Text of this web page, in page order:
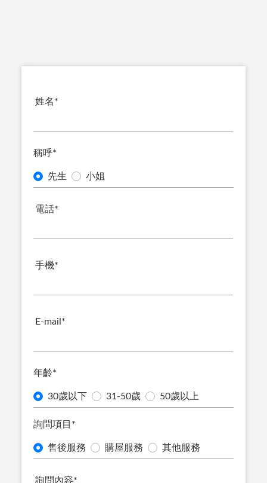
姓名*
稱呼*
先生 小姐
電話*
手機*
E-mail *
年齡*
30歲以下 31-50歲 50歲以上
詢問項目 *
售後服務 購屋服務 其他服務
詢問內容*